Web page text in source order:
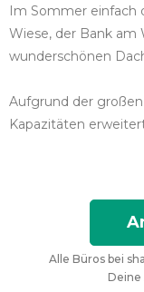
Im Sommer einfach
Wiese, der Bank am
wunderschönen
Aufgrund der
Kapazitäten
Alle Büros bei
Deine